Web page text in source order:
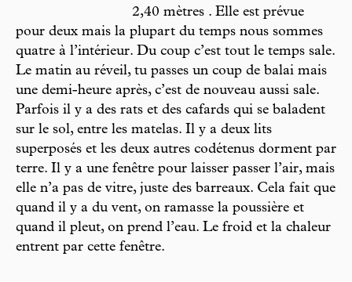
2,40 mètres . Elle est prévue
pour deux mais la plupart du temps nous sommes
quatre à l’intérieur. Du coup c’est tout le temps sale.
Le matin au réveil, tu passes un coup de balai mais
une demi-heure après, c’est de nouveau aussi sale.
Parfois il y a des rats et des cafards qui se baladent
sur le sol, entre les matelas. Il y a deux lits
superposés et les deux autres codétenus dorment par
terre. Il y a une fenêtre pour laisser passer l’air, mais
elle n’a pas de vitre, juste des barreaux. Cela fait que
quand il y a du vent, on ramasse la poussière et
quand il pleut, on prend l’eau. Le froid et la chaleur
entrent par cette fenêtre.